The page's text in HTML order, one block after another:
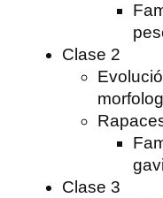
Clase 2
Clase 3